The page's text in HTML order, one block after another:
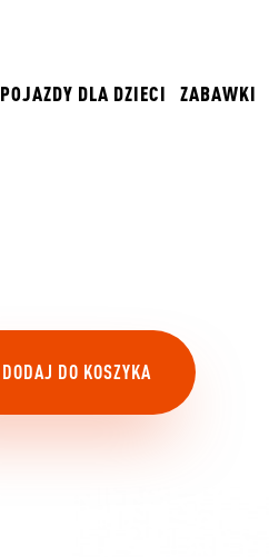
POJAZDY DLA DZIECI ZABAWKI
DODAJ DO KOSZYKA